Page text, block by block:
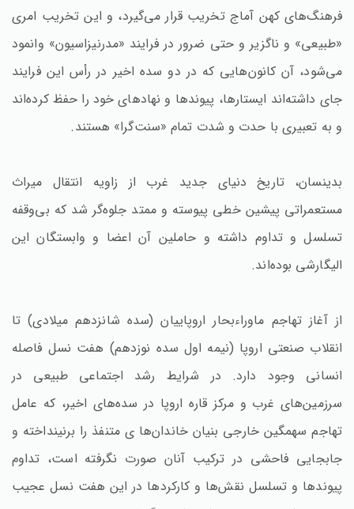
فرهنگ‌های کهن آماج تخریب قرار می‌گیرد، و این تخریب امری
«طبیعی» و ناگزیر و حتی ضرور در فرایند «مدرنیزاسیون» وانمود
می‌شود، آن کانون‌هایی که در دو سده اخیر در رأس این فرایند
جای داشته‌اند ایستارها، پیوندها و نهادهای خود را حفظ کرده‌اند
و به تعبیری با حدت و شدت تمام «سنت‌گرا» هستند.
بدینسان، تاریخ دنیای جدید غرب از زاویه انتقال میراث
مستعمراتی پیشین خطی پیوسته و ممتد جلوه‌گر شد که بی‌وقفه
تسلسل و تداوم داشته و حاملین آن اعضا و وابستگان این
الیگارشی بوده‌اند.
از آغاز تهاجم ماوراءبحار اروپاییان (سده شانزدهم میلادی) تا
انقلاب صنعتی اروپا (نیمه اول سده نوزدهم) هفت نسل فاصله
انسانی وجود دارد. در شرایط رشد اجتماعی طبیعی در
سرزمین‌های غرب و مرکز قاره اروپا در سده‌های اخیر، که عامل
تهاجم سهمگین خارجی بنیان خاندان‌ها ی متنفذ را برنینداخته و
جابجایی فاحشی در ترکیب آنان صورت نگرفته است، تداوم
پیوندها و تسلسل نقش‌ها و کارکردها در این هفت نسل عجیب